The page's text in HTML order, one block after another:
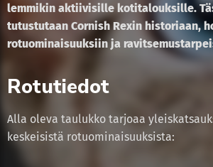
lemmikin aktiivisille kotitalouksille.
tutustutaan Cornish Rexin historiaan,
rotuominaisuuksiin ja
Rotutiedot
Alla oleva taulukko tarjoaa
keskeisistä rotuominaisuuksista: